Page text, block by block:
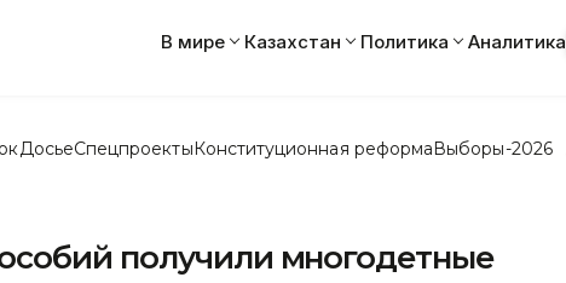
В мире Казахстан Политика Аналитика
ДосьеСпецпроектыКонституционная реформаВыборы-2026
получили многодетные